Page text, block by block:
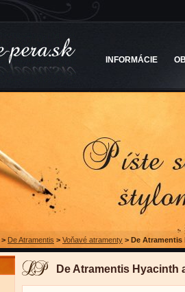
INFORMÁCIE
> De Atramentis > Voňavé atramenty > De Atramentis
De Atramentis Hyacinth